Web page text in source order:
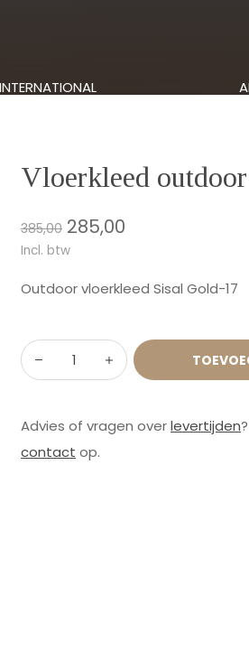
Vloerkleed outdoor
385,00 285,00
Incl. btw
Outdoor vloerkleed Sisal Gold-17
Advies of vragen overlevertijden
contact op.